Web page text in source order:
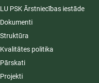
LU PSK Ārstniecības iestāde
Dokumenti
Struktūra
Kvalitātes politika
Pārskati
Projekti